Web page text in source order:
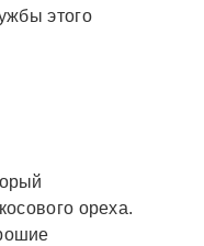
этого
ореха.